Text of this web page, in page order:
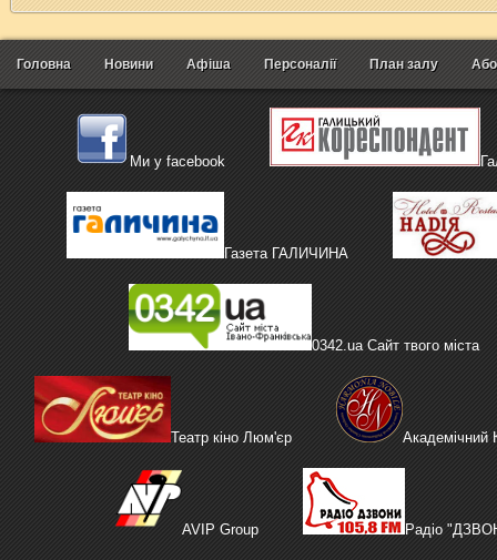
Головна Новини Афіша Персоналії План залу
Ми у facebook
Газета ГАЛИЧИНА
0342.ua Сайт твого міста
Театр кіно Люм'єр Академічний
AVIP Group Радіо